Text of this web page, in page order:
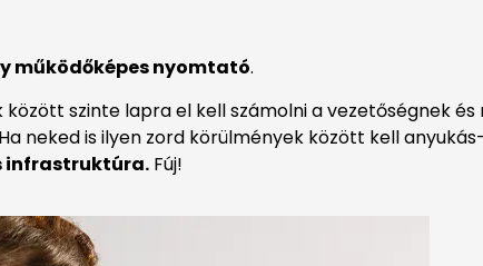
működőképes nyomtató.
szinte lapra el kell számolni a vezetőségnek
neked is ilyen zord körülmények között kell
infrastruktúra. Fúj!